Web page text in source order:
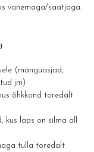
vanemaga/saatjaga.
(mänguasjad,
jm)
õhkkond toredalt
kus laps on silma all
tulla toredalt